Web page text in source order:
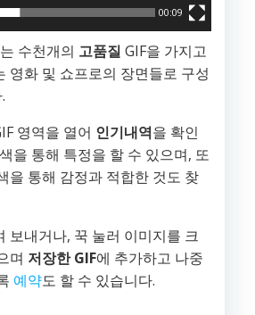
00:09
수천개의 고품질 GIF을 가지고
영화 및 쇼프로의 장면들로 구성
영역을 열어 인기내역을 확인
을 통해 특정을 할 수 있으며, 또
을 통해 감정과 적합한 것도 찾
보내거나, 꾹 눌러 이미지를 크
며 저장한 GIF에 추가하고 나중
예약도 할 수 있습니다.